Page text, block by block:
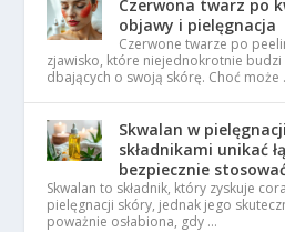
Czerwona twarz po
objawy i pielęgnacja
Czerwone twarze po
zjawisko, które niejednokrotnie
dbających o swoją skórę. Choć może
Skwalan w
składnikami unikać
bezpiecznie
Skwalan to składnik, który zyskuje
pielęgnacji skóry, jednak jego
poważnie osłabiona, gdy …